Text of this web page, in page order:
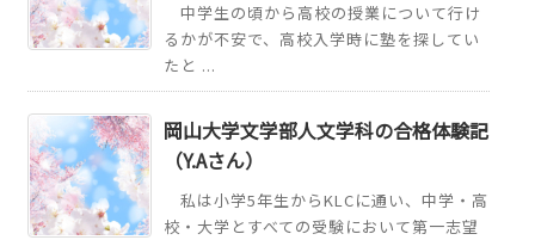
中学生の頃から高校の授業について行け
るかが不安で、高校入学時に塾を探してい
たと ...
岡山大学文学部人文学科の合格体験記
（Y.Aさん）
私は小学5年生からKLCに通い、中学・高
校・大学とすべての受験において第一志望